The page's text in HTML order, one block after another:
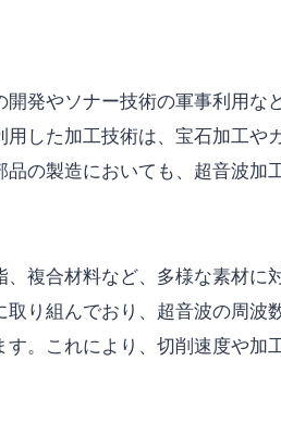
発やソナー技術の軍事利用な
した加工技術は、宝石加工や
の製造においても、超音波加
複合材料など、多様な素材に
り組んでおり、超音波の周波
。これにより、切削速度や加